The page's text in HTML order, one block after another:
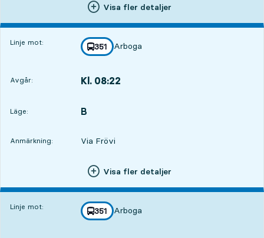
Visa fler detaljer
Linje mot: linje
351
mot
Arboga
,
Avgår: Kl. 08:22
Läge:
LÄGE, B
,
Anmärkning: Via Frövi
Visa fler detaljer
Linje mot: linje
351
mot
Arboga
,